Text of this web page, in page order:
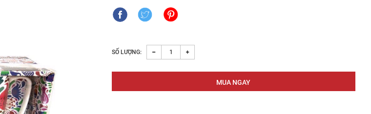
SỐ LƯỢNG: